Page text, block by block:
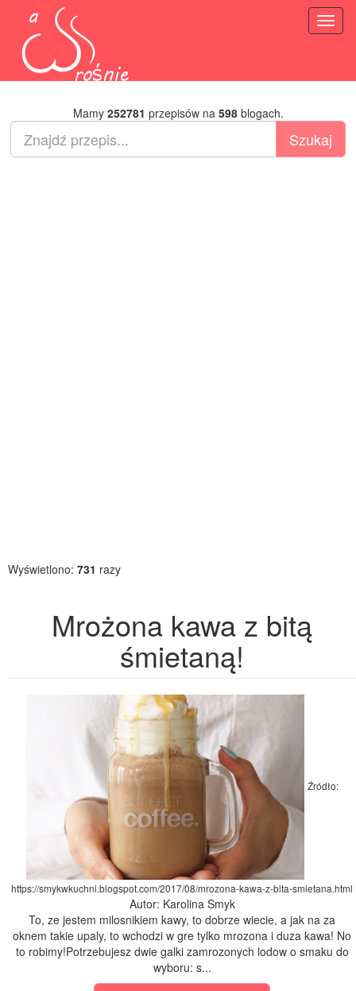
Mamy 252781 przepisów na 598blogach.
Wyświetlono: 731 razy
Mrożona kawa z bitą
śmietaną!
Źródło:
https://smykwkuchni.blogspot.com/2017/08/mrozona-kawa-z-bita-smietana.html
Autor: Karolina Smyk
To, ze jestem milosnikiem kawy, to dobrze wiecie, a jak na za
oknem takie upaly, to wchodzi w gre tylko mrozona i duza kawa! No
to robimy!Potrzebujesz dwie galki zamrozonych lodow o smaku do
wyboru: s...